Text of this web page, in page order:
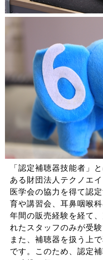
「認定補聴器技能者」
ある財団法人テクノエ
医学会の協力を得て認
育や講習会、耳鼻咽喉
年間の販売経験を経て
れたスタッフのみが受
また、補聴器を扱う上
です。このため、認定